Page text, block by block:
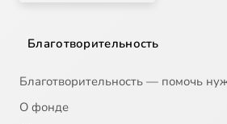
Благотворительность
Благотворительность — помочь
О фонде